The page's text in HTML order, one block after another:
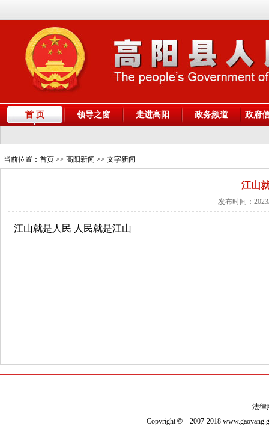
首 页 领导之窗 走进高阳 政务频道 政府
当前位置： 首页 >> 高阳新闻 >> 文字新闻
江山
发布时间：
江山就是人民 人民就是江山
法律
Copyright© 2007-2018